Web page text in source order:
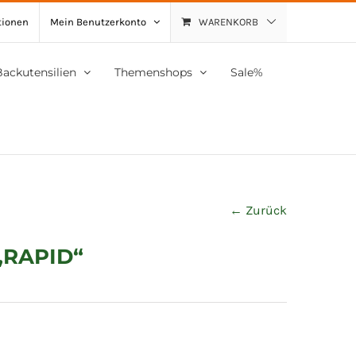
Mein Benutzerkonto WARENKORB
Themenshops Sale%
← Zurück